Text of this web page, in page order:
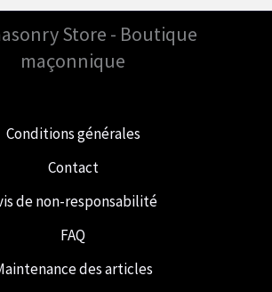
Store - Boutique
maçonnique
Conditions générales
Contact
de non-responsabilité
FAQ
des articles